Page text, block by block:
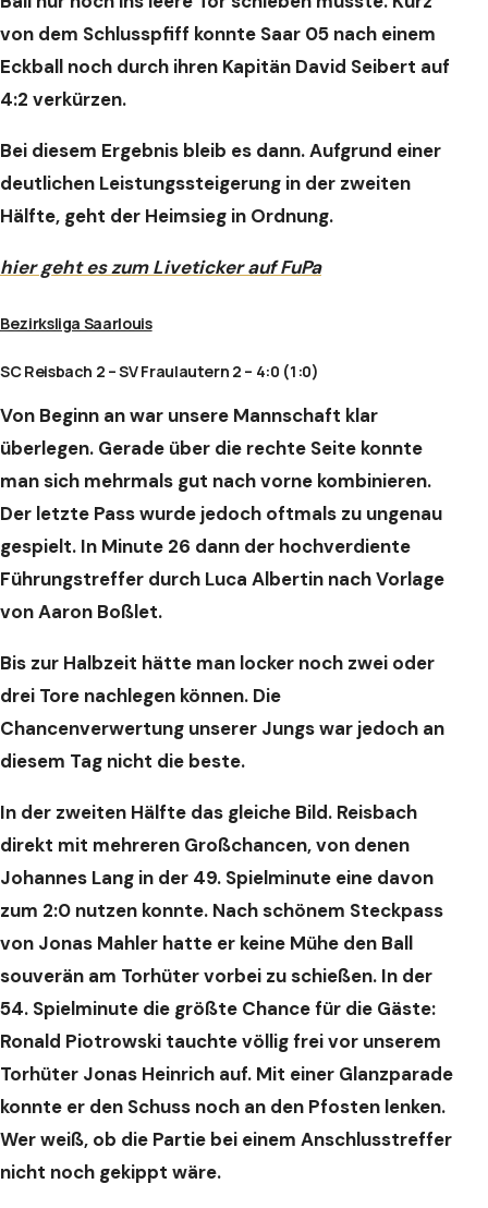
von dem Schlusspfiff konnte Saar 05 nach einem
Eckball noch durch ihren Kapitän David Seibert auf
4:2 verkürzen.
Bei diesem Ergebnis bleib es dann. Aufgrund einer
deutlichen Leistungssteigerung in der zweiten
Hälfte, geht der Heimsieg in Ordnung.
hier geht es zum Liveticker auf FuPa
Bezirksliga Saarlouis
SC Reisbach 2 – SV Fraulautern 2 – 4:0 (1:0)
Von Beginn an war unsere Mannschaft klar
überlegen. Gerade über die rechte Seite konnte
man sich mehrmals gut nach vorne kombinieren.
Der letzte Pass wurde jedoch oftmals zu ungenau
gespielt. In Minute 26 dann der hochverdiente
Führungstreffer durch Luca Albertin nach Vorlage
von Aaron Boßlet.
Bis zur Halbzeit hätte man locker noch zwei oder
drei Tore nachlegen können. Die
Chancenverwertung unserer Jungs war jedoch an
diesem Tag nicht die beste.
In der zweiten Hälfte das gleiche Bild. Reisbach
direkt mit mehreren Großchancen, von denen
Johannes Lang in der 49. Spielminute eine davon
zum 2:0 nutzen konnte. Nach schönem Steckpass
von Jonas Mahler hatte er keine Mühe den Ball
souverän am Torhüter vorbei zu schießen. In der
54. Spielminute die größte Chance für die Gäste:
Ronald Piotrowski tauchte völlig frei vor unserem
Torhüter Jonas Heinrich auf. Mit einer Glanzparade
konnte er den Schuss noch an den Pfosten lenken.
Wer weiß, ob die Partie bei einem Anschlusstreffer
nicht noch gekippt wäre.